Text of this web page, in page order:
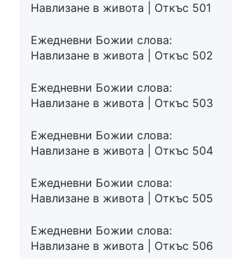
Навлизане в живота | Откъс 501
Ежедневни Божии слова:
Навлизане в живота | Откъс 502
Ежедневни Божии слова:
Навлизане в живота | Откъс 503
Ежедневни Божии слова:
Навлизане в живота | Откъс 504
Ежедневни Божии слова:
Навлизане в живота | Откъс 505
Ежедневни Божии слова:
Навлизане в живота | Откъс 506